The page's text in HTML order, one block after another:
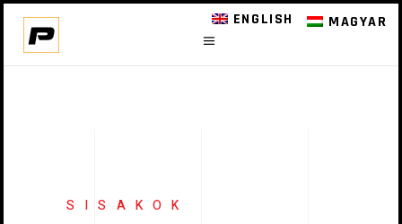
ENGLISH MAGYAR
SISAKOK